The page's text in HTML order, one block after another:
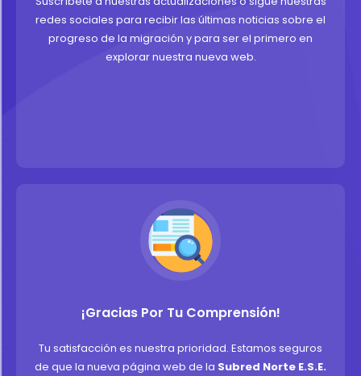
redes sociales para recibir las últimas noticias sobre el
progreso de la migración y para ser el primero en
explorar nuestra nueva web.
¡Gracias Por Tu Comprensión!
Tu satisfacción es nuestra prioridad. Estamos seguros
de que la nueva página web de la Subred Norte E.S.E.